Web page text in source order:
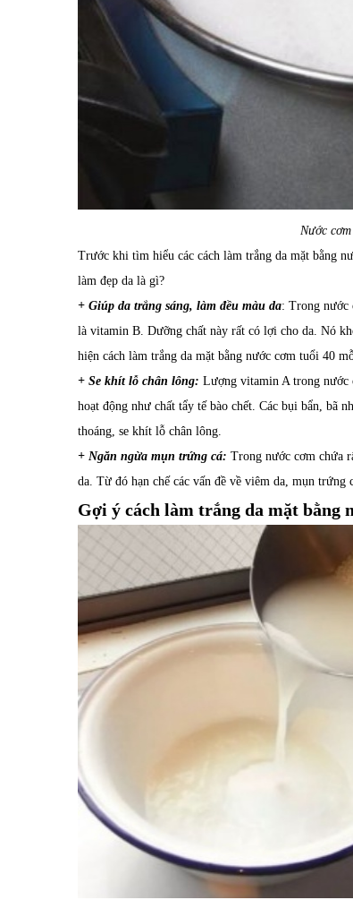
Nước
Trước khi tìm hiểu các cách làm trắng da mặt bằng
làm đẹp da là gì?
+ Giúp da trắng sáng, làm đều màu da: Trong nước
là vitamin B. Dưỡng chất này rất có lợi cho da. Nó
hiện cách làm trắng da mặt bằng nước cơm tuổi 40
+ Se khít lỗ chân lông: Lượng vitamin A trong nước
hoạt động như chất tẩy tế bào chết. Các bụi bẩn, bã
thoáng, se khít lỗ chân lông.
+ Ngăn ngừa mụn trứng cá: Trong nước cơm chứa
da. Từ đó hạn chế các vấn đề về viêm da, mụn
Gợi ý cách làm trắng da mặt bằng